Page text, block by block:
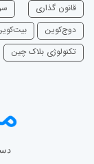
قانون گذاری
دوج‌کوین
تکنولوژی بلاک چین